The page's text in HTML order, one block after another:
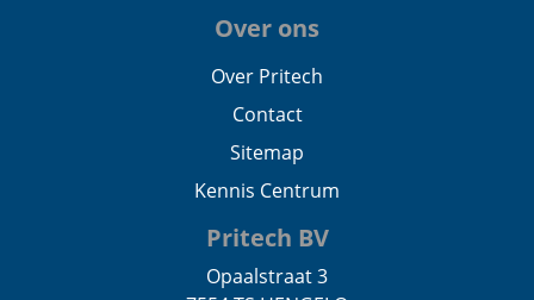
Over ons
Over Pritech
Contact
Sitemap
Kennis Centrum
Pritech BV
Opaalstraat 3